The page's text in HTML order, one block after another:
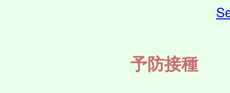
予防接種